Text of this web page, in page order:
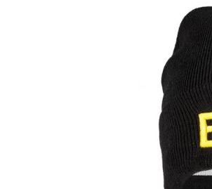
Zum Anfang der Bildergalerie springen